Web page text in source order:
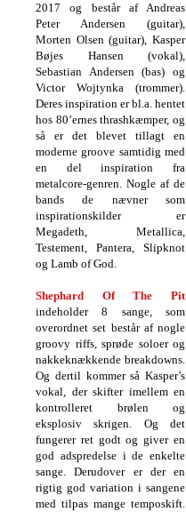
2017 og består af Andreas
Peter Andersen (guitar),
Morten Olsen (guitar), Kasper
Bøjes Hansen (vokal),
Sebastian Andersen (bas) og
Victor Wojtynka (trommer).
Deres inspiration er bl.a. hentet
hos 80’ernes thrashkæmper, og
så er det blevet tillagt en
moderne groove samtidig med
en del inspiration fra
metalcore-genren. Nogle af de
bands de nævner som
inspirationskilder er
Megadeth, Metallica,
Testement, Pantera, Slipknot
og Lamb of God.
Shephard Of The Pit
indeholder 8 sange, som
overordnet set består af nogle
groovy riffs, sprøde soloer og
nakkeknækkende breakdowns.
Og dertil kommer så Kasper’s
vokal, der skifter imellem en
kontrolleret brølen og
eksplosiv skrigen. Og det
fungerer ret godt og giver en
god adspredelse i de enkelte
sange. Derudover er der en
rigtig god variation i sangene
med tilpas mange temposkift.